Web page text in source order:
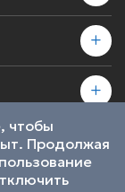
чтобы
Продолжая